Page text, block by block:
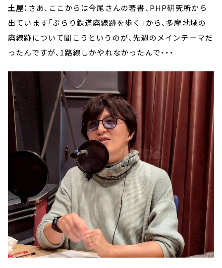
土屋： さあ、ここからは今尾さんの著書、PHP研究所から
出ています「ぶらり鉄道廃線跡を歩く」から、多摩地域の
廃線跡について聞こうというのが、先週のメインテーマだ
ったんですが、1路線しかやれなかったんで・・・